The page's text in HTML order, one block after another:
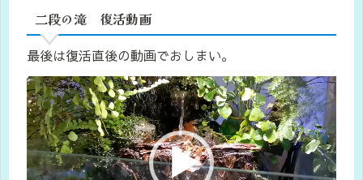
二段の滝 復活動画
最後は復活直後の動画でおしまい。
動
画
プ
レ
ー
ヤ